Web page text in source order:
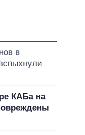
в
КАБа на